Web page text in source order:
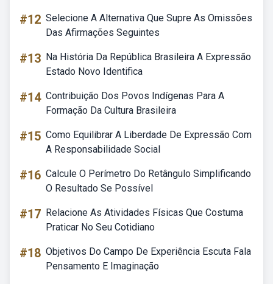
#12 Selecione A Alternativa Que Supre As Omissões
Das Afirmações Seguintes
#13 Na História Da República Brasileira A Expressão
Estado Novo Identifica
#14 Contribuição Dos Povos Indígenas Para A
Formação Da Cultura Brasileira
#15 Como Equilibrar A Liberdade De Expressão Com
A Responsabilidade Social
#16 Calcule O Perímetro Do Retângulo Simplificando
O Resultado Se Possível
#17 Relacione As Atividades Físicas Que Costuma
Praticar No Seu Cotidiano
#18 Objetivos Do Campo De Experiência Escuta Fala
Pensamento E Imaginação